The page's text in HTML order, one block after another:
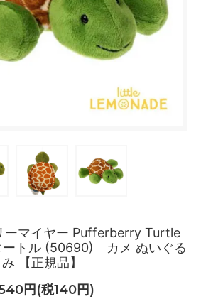
ーマイヤー Pufferberry Turtle
ートル (50690) カメ ぬいぐる
み 【正規品】
円(税140円)